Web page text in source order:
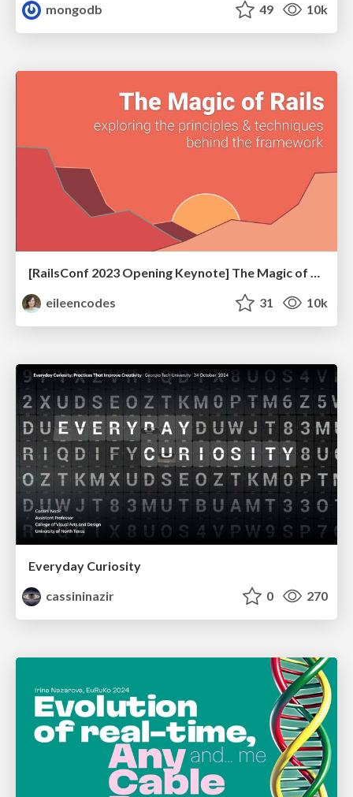
mongodb
49 10k
[RailsConf 2023 Opening Keynote] The Magic of Rails
eileencodes
31 10k
Everyday Curiosity
cassininazir
0 270